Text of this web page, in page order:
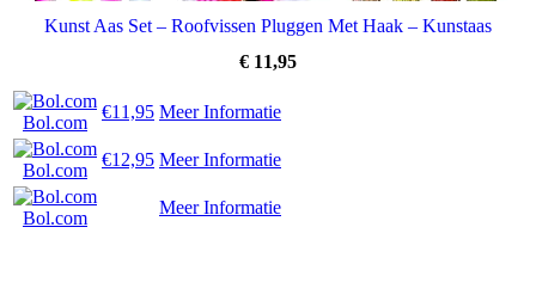
Kunst Aas Set – Roofvissen Pluggen Met Haak – Kunstaas
€ 11,95
Bol.com
€11,95 Meer Informatie
Bol.com
€12,95 Meer Informatie
Bol.com
Meer Informatie